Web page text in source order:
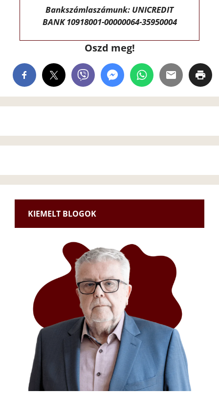
Bankszámlaszámunk: UNICREDIT
BANK 10918001-00000064-35950004
Oszd meg!
KIEMELT BLOGOK